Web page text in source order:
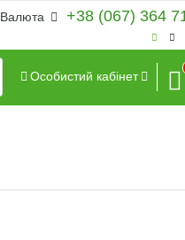
+38 (067) 364
Валюта
Особистий кабінет